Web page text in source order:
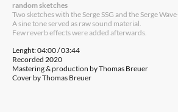
random sketches
Two sketches with the Serge SSG and the Serge
A sine tone served as raw sound material.
Few reverb effects were added afterwards.
Lenght: 04:00 / 03:44
Recorded 2020
Mastering & production by Thomas Breuer
Cover by Thomas Breuer